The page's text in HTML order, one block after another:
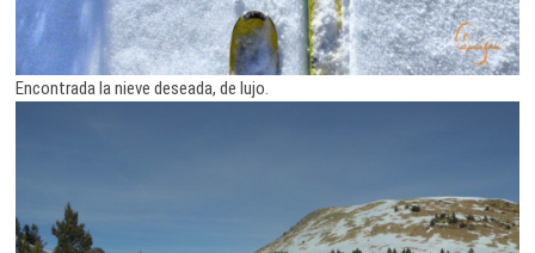
Encontrada la nieve deseada, de lujo.